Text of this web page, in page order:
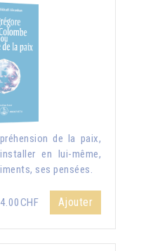
de la paix,
en lui-même,
ses pensées.
Ajouter